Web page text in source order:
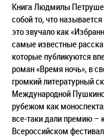
Книга Людмилы
собой то, что
это звучало как
самые известные
которые публикуются
роман «Время ночь», в
громкий литературный
Международной
рубежом как
все-таки дали премию –
Всероссийском